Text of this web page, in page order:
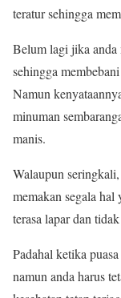
teratur sehingga
Belum lagi jika anda
sehingga
Namun
minuman
manis.
Walaupun
memakan segala
terasa lapar dan
Padahal ketika
namun anda harus